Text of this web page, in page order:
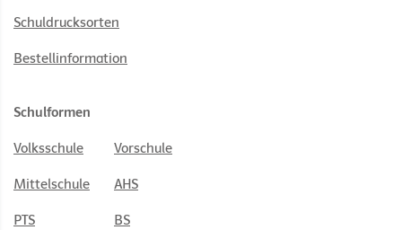
Schuldrucksorten
Bestellinformation
Schulformen
Volksschule Vorschule
Mittelschule AHS
PTS BS